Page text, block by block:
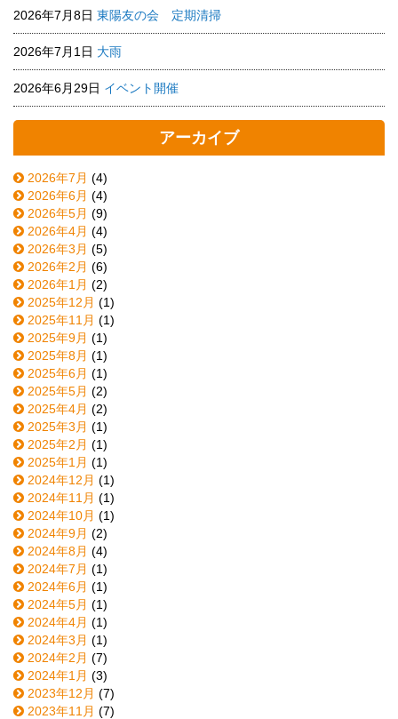
2026年7月8日 東陽友の会 定期清掃
2026年7月1日 大雨
2026年6月29日 イベント開催
アーカイブ
2026年7月 (4)
2026年6月 (4)
2026年5月 (9)
2026年4月 (4)
2026年3月 (5)
2026年2月 (6)
2026年1月 (2)
2025年12月 (1)
2025年11月 (1)
2025年9月 (1)
2025年8月 (1)
2025年6月 (1)
2025年5月 (2)
2025年4月 (2)
2025年3月 (1)
2025年2月 (1)
2025年1月 (1)
2024年12月 (1)
2024年11月 (1)
2024年10月 (1)
2024年9月 (2)
2024年8月 (4)
2024年7月 (1)
2024年6月 (1)
2024年5月 (1)
2024年4月 (1)
2024年3月 (1)
2024年2月 (7)
2024年1月 (3)
2023年12月 (7)
2023年11月 (7)